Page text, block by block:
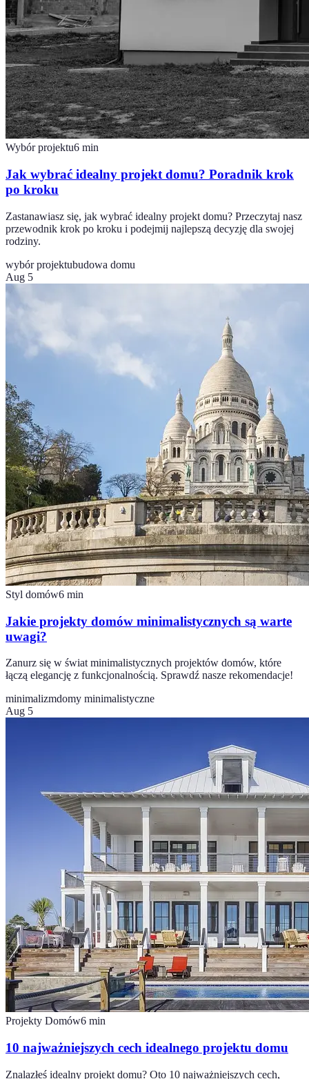
Wybór projektu6 min
Jak wybrać idealny projekt domu? Poradnik krok
po kroku
Zastanawiasz się, jak wybrać idealny projekt domu? Przeczytaj nasz
przewodnik krok po kroku i podejmij najlepszą decyzję dla swojej
rodziny.
wybór projektubudowa domu
Aug 5
Styl domów6 min
Jakie projekty domów minimalistycznych są warte
uwagi?
Zanurz się w świat minimalistycznych projektów domów, które
łączą elegancję z funkcjonalnością. Sprawdź nasze rekomendacje!
minimalizmdomy minimalistyczne
Aug 5
Projekty Domów6 min
10 najważniejszych cech idealnego projektu domu
Znalazłeś idealny projekt domu? Oto 10 najważniejszych cech,